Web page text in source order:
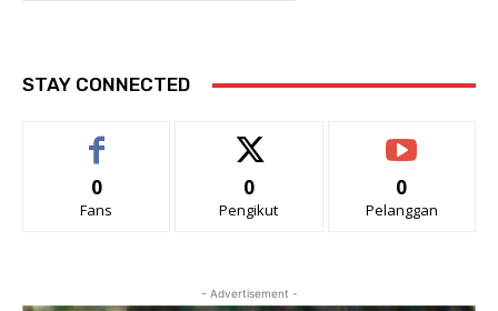
STAY CONNECTED
0
Fans
0
Pengikut
0
Pelanggan
- Advertisement -